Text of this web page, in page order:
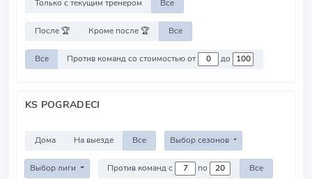
Только с текущим тренером Все
После 🏆 Кроме после 🏆 Все
Все Против команд со стоимостью от до
KS POGRADECI
Дома На выезде Все Выбор сезонов
Выбор лиги Против команд с по Все